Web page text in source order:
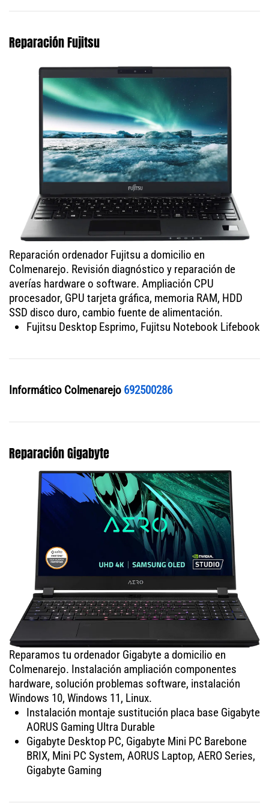
Reparación Fujitsu
Reparación ordenador Fujitsu a domicilio en
Colmenarejo. Revisión diagnóstico y reparación de
averías hardware o software. Ampliación CPU
procesador, GPU tarjeta gráfica, memoria RAM, HDD
SSD disco duro, cambio fuente de alimentación.
Fujitsu Desktop Esprimo, Fujitsu Notebook Lifebook
Informático Colmenarejo 692500286
Reparación Gigabyte
Reparamos tu ordenador Gigabyte a domicilio en
Colmenarejo. Instalación ampliación componentes
hardware, solución problemas software, instalación
Windows 10, Windows 11, Linux.
Instalación montaje sustitución placa base Gigabyte
AORUS Gaming Ultra Durable
Gigabyte Desktop PC, Gigabyte Mini PC Barebone
BRIX, Mini PC System, AORUS Laptop, AERO Series,
Gigabyte Gaming